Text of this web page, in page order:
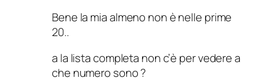
Bene la mia almeno non è nelle prime
20..
a la lista completa non c’è per vedere a
che numero sono ?